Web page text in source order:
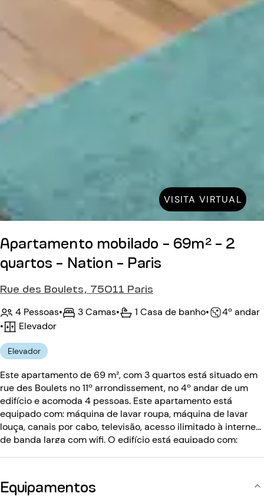
VISITA VIRTUAL
Apartamento mobilado - 69m² - 2
quartos - Nation - Paris
Rue des Boulets, 75011 Paris
4 Pessoas• 3 Camas• 1 Casa de banho•
4º andar
•
Elevador
Elevador
Este apartamento de 69 m², com 3 quartos está situado em
rue des Boulets no 11º arrondissement, no 4º andar de um
edifício e acomoda 4 pessoas. Este apartamento está
equipado com: máquina de lavar roupa, máquina de lavar
louça, canais por cabo, televisão, acesso ilimitado à internet
de banda larga com wifi. O edifício está equipado com:
Equipamentos